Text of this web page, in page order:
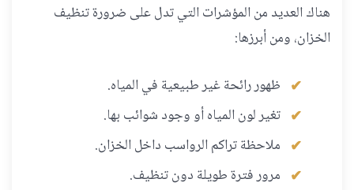
هناك العديد من المؤشرات التي تدل على ضرورة تنظيف
الخزان، ومن أبرزها:
ظهور رائحة غير طبيعية في المياه.
تغير لون المياه أو وجود شوائب بها.
ملاحظة تراكم الرواسب داخل الخزان.
مرور فترة طويلة دون تنظيف.